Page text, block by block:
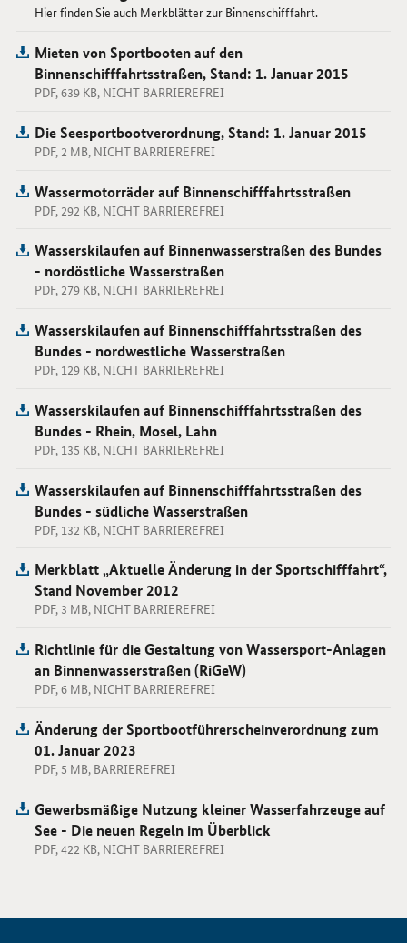
Hier finden Sie auch Merkblätter zur Binnenschifffahrt.
Mieten von Sportbooten auf den
Binnenschifffahrtsstraßen, Stand: 1. Januar 2015
PDF, 639 KB, NICHT BARRIEREFREI
Die Seesportbootverordnung, Stand: 1. Januar 2015
PDF, 2 MB, NICHT BARRIEREFREI
Wassermotorräder auf Binnenschifffahrtsstraßen
PDF, 292 KB, NICHT BARRIEREFREI
Wasserskilaufen auf Binnenwasserstraßen des Bundes
- nordöstliche Wasserstraßen
PDF, 279 KB, NICHT BARRIEREFREI
Wasserskilaufen auf Binnenschifffahrtsstraßen des
Bundes - nordwestliche Wasserstraßen
PDF, 129 KB, NICHT BARRIEREFREI
Wasserskilaufen auf Binnenschifffahrtsstraßen des
Bundes - Rhein, Mosel, Lahn
PDF, 135 KB, NICHT BARRIEREFREI
Wasserskilaufen auf Binnenschifffahrtsstraßen des
Bundes - südliche Wasserstraßen
PDF, 132 KB, NICHT BARRIEREFREI
Merkblatt „Aktuelle Änderung in der Sportschifffahrt“,
Stand November 2012
PDF, 3 MB, NICHT BARRIEREFREI
Richtlinie für die Gestaltung von Wassersport-Anlagen
an Binnenwasserstraßen (RiGeW)
PDF, 6 MB, NICHT BARRIEREFREI
Änderung der Sportbootführerscheinverordnung zum
01. Januar 2023
PDF, 5 MB, BARRIEREFREI
Gewerbsmäßige Nutzung kleiner Wasserfahrzeuge auf
See - Die neuen Regeln im Überblick
PDF, 422 KB, NICHT BARRIEREFREI